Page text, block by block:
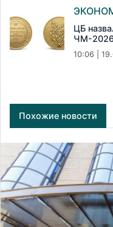
ЦБ
ЧМ-
10:06 |
Похожие новости